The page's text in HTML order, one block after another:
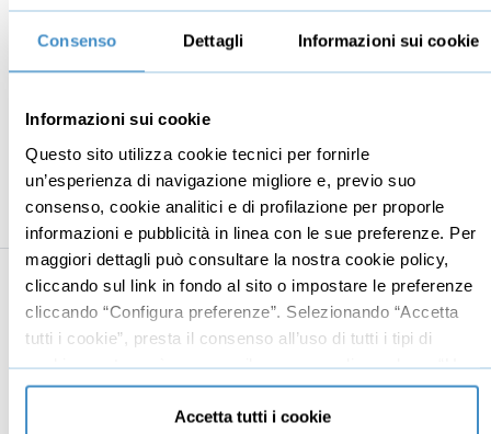
Consenso Dettagli Informazioni sui cookie
Informazioni sui cookie
Questo sito utilizza cookie tecnici per fornirle
un’esperienza di navigazione migliore e, previo suo
consenso, cookie analitici e di profilazione per proporle
informazioni e pubblicità in linea con le sue preferenze. Per
maggiori dettagli può consultare la nostra cookie policy,
cliccando sul link in fondo al sito o impostare le preferenze
cliccando “Configura preferenze”. Selezionando “Accetta
tutti i cookie”, presta il consenso all’uso di tutti i tipi di
cookie mentre può revocare il consenso cliccando su “Usa
solo cookie necessari” e saranno attivati i soli cookie
tecnici necessari al corretto funzionamento del sito.
Accetta tutti i cookie
La tua mappa strategica
Come mettere le probabilità di successo dalla tua
Ora è il momento di iniziare
Business
Mindset imprenditoriale
Imprenditoria
Digital marketing
Seo
Social media manager
E-commerce